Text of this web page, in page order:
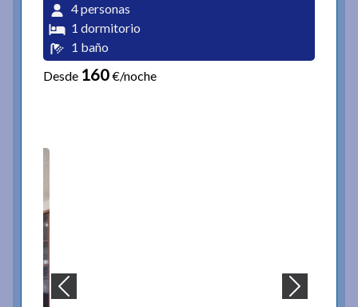
4 personas
1 dormitorio
1 baño
Desde 160€/noche